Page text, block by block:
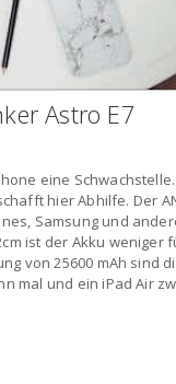
Astro E7
eine
hier Abhilfe. Der
Samsung und
ist der Akku
von 25600 mAh sind
mal und ein iPad Air